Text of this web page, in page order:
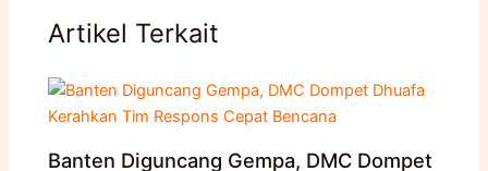
Artikel Terkait
Banten Diguncang Gempa, DMC Dompet